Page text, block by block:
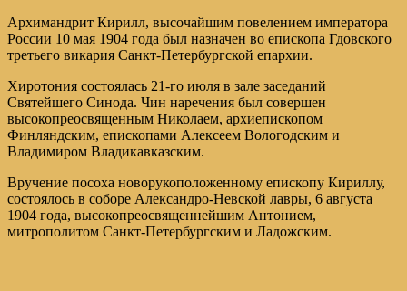
Архимандрит Кирилл, высочайшим повелением императора
России 10 мая 1904 года был назначен во епископа Гдовского
третьего викария Санкт-Петербургской епархии.
Хиротония состоялась 21-го июля в зале заседаний
Святейшего Синода. Чин наречения был совершен
высокопреосвященным Николаем, архиепископом
Финляндским, епископами Алексеем Вологодским и
Владимиром Владикавказским.
Вручение посоха новорукоположенному епископу Кириллу,
состоялось в соборе Александро-Невской лавры, 6 августа
1904 года, высокопреосвященнейшим Антонием,
митрополитом Санкт-Петербургским и Ладожским.